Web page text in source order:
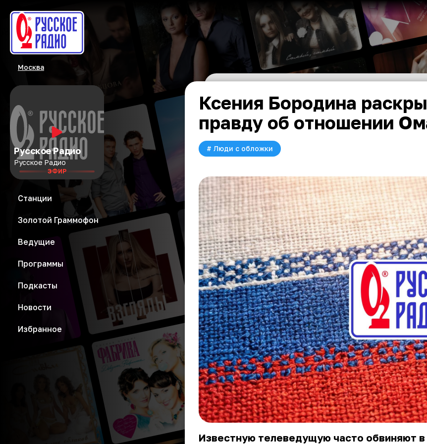
Москва
Русское Радио
Русское Радио
ЭФИР
Станции
Золотой Граммофон
Ведущие
Программы
Подкасты
Новости
Избранное
Ксения Бородина
правду об отношении
# Люди с обложки
Известную телеведущую часто обвиняют в